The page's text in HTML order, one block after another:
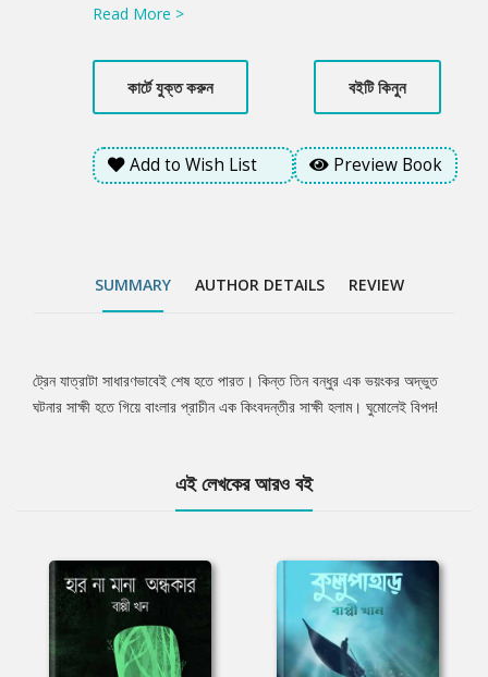
ঘুমোলেই বিপদ!
Read More >
কার্টে যুক্ত করুন বইটি কিনুন
Add to Wish List Preview Book
SUMMARY AUTHOR DETAILS REVIEW
Tab
ট্রেন যাত্রাটা সাধারণভাবেই শেষ হতে পারত। কিন্ত তিন বন্ধুর এক ভয়ংকর অদ্ভুত
ঘটনার সাক্ষী হতে গিয়ে বাংলার প্রাচীন এক কিংবদন্তীর সাক্ষী হলাম। ঘুমোলেই বিপদ!
এই লেখকের আরও বই